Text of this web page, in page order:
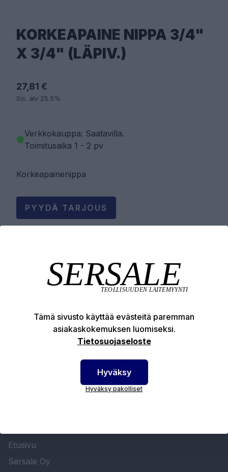
KORKEAPAINE NIPPA 3/4"
X 3/4" (LÄPIV.)
27,81 €
Sis. alv 25.5%
Verkkokauppa: Saatavilla.
Toimitusaika 1 - 2 pv
Korkeapainenippa
PYYDÄ TARJOUS
Tekniset edut
Etusivu
Sersale Oy
Tämä sivusto käyttää evästeitä paremman
asiakaskokemuksen luomiseksi.
Tietosuojaseloste
Hyväksy
Hyväksy pakolliset